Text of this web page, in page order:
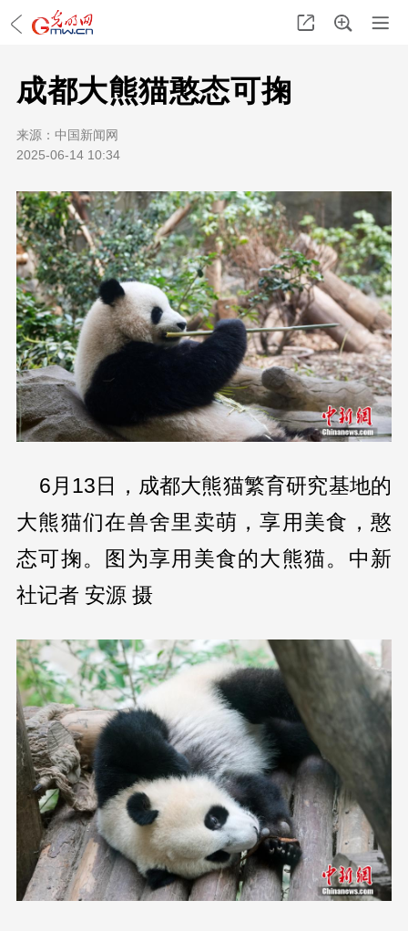
成都大熊猫憨态可掬
来源： 中国新闻网
2025-06-14 10:34
6月13日，成都大熊猫繁育研究基地的
大熊猫们在兽舍里卖萌，享用美食，憨
态可掬。图为享用美食的大熊猫。中新
社记者 安源 摄